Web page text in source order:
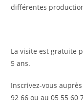
différentes
La visite est gratuite
5 ans.
Inscrivez-vous
92 66 ou au 05 55 60